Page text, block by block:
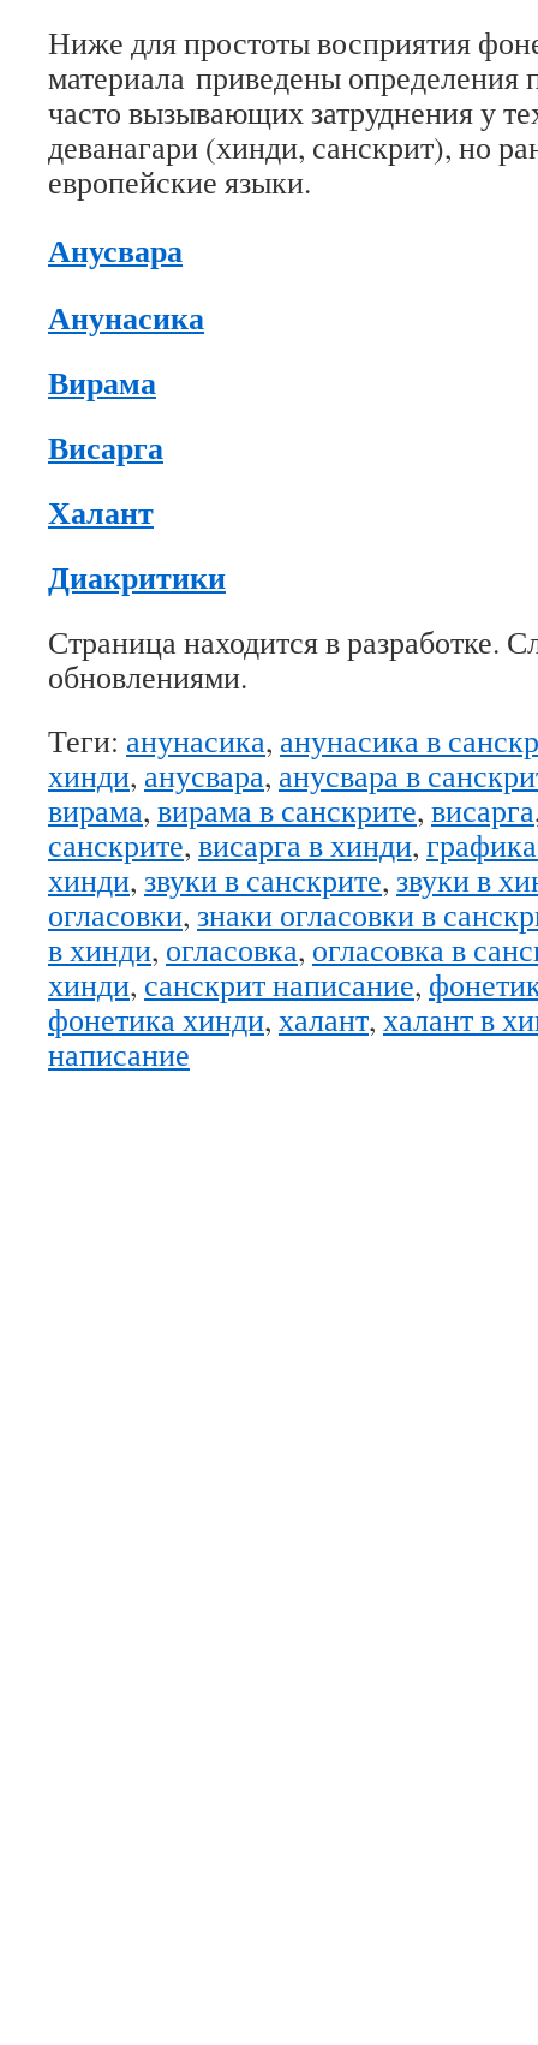
Ниже для простоты восприятия
материала приведены определения
часто вызывающих затруднения у
деванагари (хинди, санскрит), но
европейские языки.
Анусвара
Анунасика
Вирама
Висарга
Халант
Диакритики
Страница находится в разработке.
обновлениями.
Теги: анунасика, анунасика в
хинди, анусвара, анусвара в
вирама, вирама в санскрите, висарга
санскрите, висарга в хинди,
хинди, звуки в санскрите, звуки в
огласовки, знаки огласовки в
в хинди, огласовка, огласовка в
хинди, санскрит написание,
фонетика хинди, халант, халант в
написание